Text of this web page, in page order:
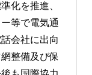
化を推進、
等で電気通
会社に出向
整備及び保